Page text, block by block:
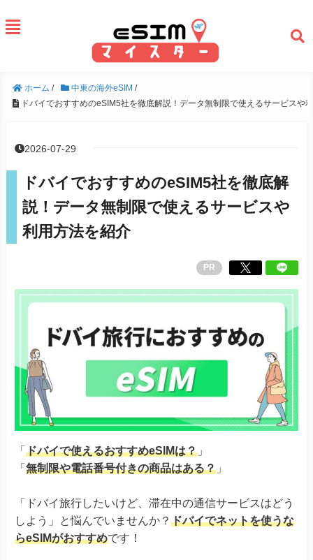
ホーム / 中東の海外eSIM /
ドバイでおすすめのeSIM5社を徹底解説！データ無制限で使えるサービスや
2026-07-29
ドバイでおすすめのeSIM5社を徹底解
説！データ無制限で使えるサービスや
利用方法を紹介
PR
「 ドバイで使えるおすすめeSIMは？ 」
「 無制限や電話番号付きの商品はある？ 」
「ドバイ旅行したいけど、滞在中の通信サービスはどう
しよう」と悩んでいませんか？ ドバイでネットを使うな
らeSIMがおすすめです！